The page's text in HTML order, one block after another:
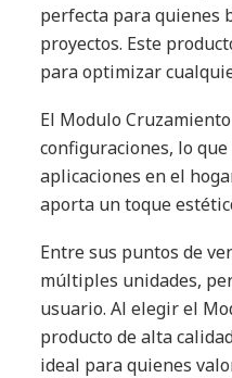
perfecta para quienes
proyectos. Este
para optimizar
El Modulo
configuraciones, lo
aplicaciones en el
aporta un toque
Entre sus puntos de
múltiples unidades,
usuario. Al elegir el
producto de alta
ideal para quienes